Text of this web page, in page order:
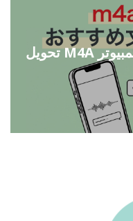
تحويل M4A إلى نص: مجانًا للآيفون والكمبيوتر